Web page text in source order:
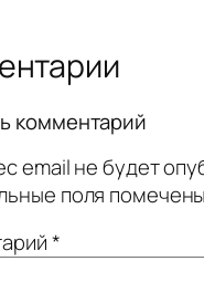
комментарий
email не будет
поля
*